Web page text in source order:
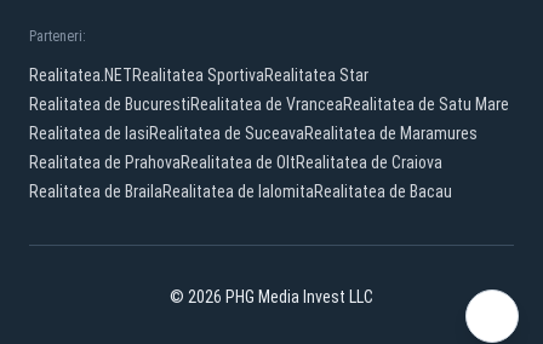
Parteneri:
Realitatea.NETRealitatea SportivaRealitatea Star
Realitatea de BucurestiRealitatea de VranceaRealitatea de Satu Mare
Realitatea de IasiRealitatea de SuceavaRealitatea de Maramures
Realitatea de PrahovaRealitatea de OltRealitatea de Craiova
Realitatea de BrailaRealitatea de IalomitaRealitatea de Bacau
© 2026 PHG Media Invest LLC